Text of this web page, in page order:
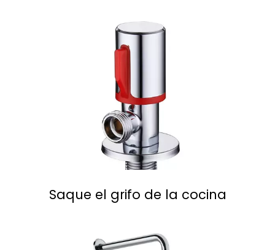
Saque el grifo de la cocina
Leer Más